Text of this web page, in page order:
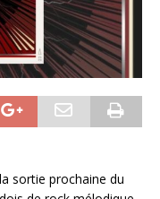
sortie prochaine du